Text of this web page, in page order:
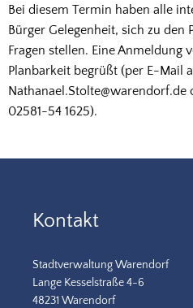
Bei diesem Termin haben alle
Bürger Gelegenheit, sich zu den
Fragen stellen. Eine Anmeldung
Planbarkeit begrüßt (per E-Mail
02581-54 1625).
Kontakt
Stadtverwaltung Warendorf
Lange Kesselstraße 4-6
48231 Warendorf